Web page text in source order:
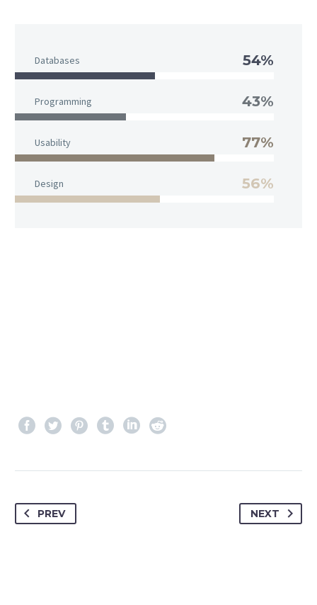
Databases 54%
Programming 43%
Usability 77%
Design 56%
PREV NEXT